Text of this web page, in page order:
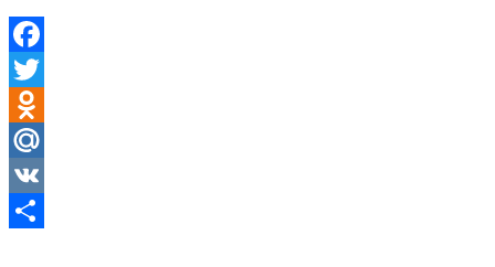
Facebook
Twitter
Odnoklassniki
Mail.Ru
VK